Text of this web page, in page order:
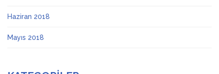
Haziran 2018
Mayıs 2018